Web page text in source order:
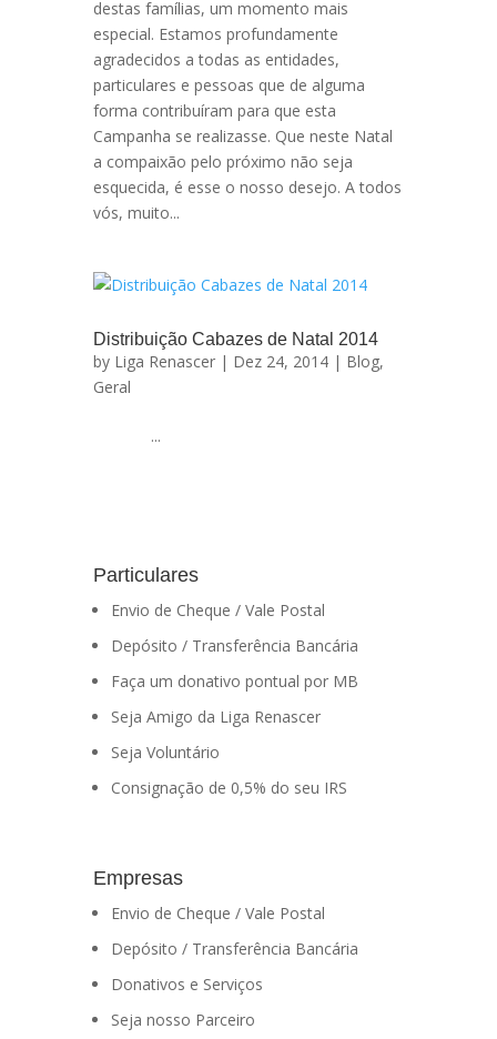
destas famílias, um momento mais
especial. Estamos profundamente
agradecidos a todas as entidades,
particulares e pessoas que de alguma
forma contribuíram para que esta
Campanha se realizasse. Que neste Natal
a compaixão pelo próximo não seja
esquecida, é esse o nosso desejo. A todos
vós, muito...
Distribuição Cabazes de Natal 2014
by Liga Renascer | Dez 24, 2014 | Blog,
Geral
...
Particulares
Envio de Cheque / Vale Postal
Depósito / Transferência Bancária
Faça um donativo pontual por MB
Seja Amigo da Liga Renascer
Seja Voluntário
Consignação de 0,5% do seu IRS
Empresas
Envio de Cheque / Vale Postal
Depósito / Transferência Bancária
Donativos e Serviços
Seja nosso Parceiro